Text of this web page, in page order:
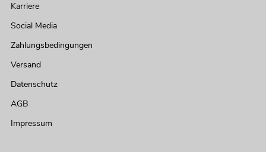
Karriere
Social Media
Zahlungsbedingungen
Versand
Datenschutz
AGB
Impressum